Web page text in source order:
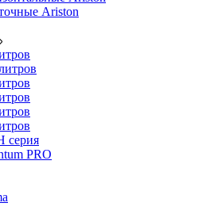
Ariston
серия
PRO